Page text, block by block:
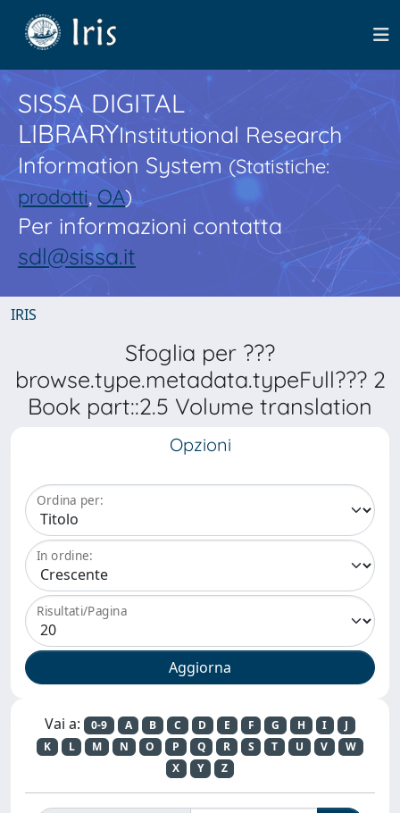
SISSA DIGITAL
LIBRARYInstitutional Research
Information System(Statistiche:
prodotti,OA)
Per informazioni contatta
sdl@sissa.it
IRIS
Sfoglia per ???
browse.type.metadata.typeFull??? 2
Book part::2.5 Volume translation
Opzioni
Ordina per:
In ordine:
Risultati/Pagina
Vai a: 0-9 A B C D E F G H I
J
K
L M N O P Q R S T U V
W
X
Y Z